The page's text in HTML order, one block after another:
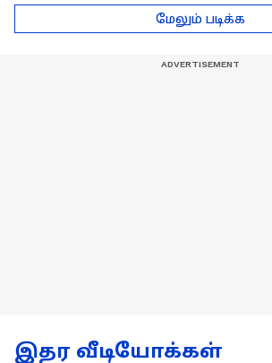
ஆலோசகர் நாகப்பன்
சொன்ன அட்வைஸ்!
of
மேலும் படிக்க
இதர வீடியோக்கள்